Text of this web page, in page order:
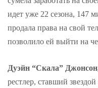
идет уже 22 сезона, 147
продала права на свой
позволило ей выйти на
Дуэйн “Скала”
рестлер, ставший